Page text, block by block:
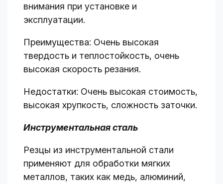
внимания при установке и
эксплуатации.
Преимущества: Очень высокая
твердость и теплостойкость, очень
высокая скорость резания.
Недостатки: Очень высокая стоимость,
высокая хрупкость, сложность заточки.
Инструментальная сталь
Резцы из инструментальной стали
применяют для обработки мягких
металлов, таких как медь, алюминий,